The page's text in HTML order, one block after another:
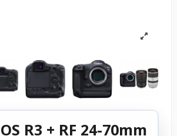
R3 + RF 24-70mm